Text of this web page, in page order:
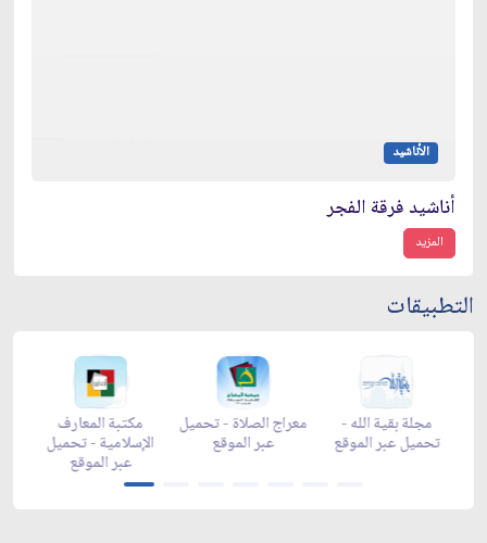
الأناشيد
أناشيد فرقة الفجر
المزيد
التطبيقات
مكتبة المعارف
الإسلامية - تحميل
عبر الموقع
معراج الصلاة - تحميل
عبر الموقع
مجلة بقية الله -
تحميل عبر الموقع